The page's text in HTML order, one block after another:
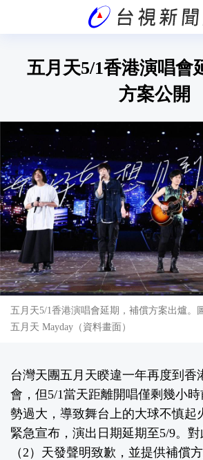
五月天5/1香港演唱
方案公開
五月天5/1香港演唱會延期，補償方案出爐。
五月天 Mayday（資料畫面）
台灣天團五月天睽違一年再度到香
會，但5/1當天距離開唱僅剩幾小
勢過大，導致舞台上的大球不慎起
緊急宣布，演出日期延期至5/9。
（2）天發聲明致歉，並提供補償方